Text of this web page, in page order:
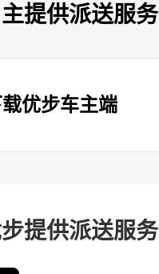
提供派送服务
优步车主端
提供派送服务